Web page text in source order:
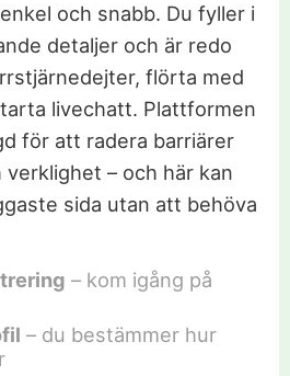
och snabb. Du fyller i
detaljer och är redo
flörta med
livechatt. Plattformen
för att radera barriärer
– och här kan
sida utan att behöva
– kom igång på
– du bestämmer hur